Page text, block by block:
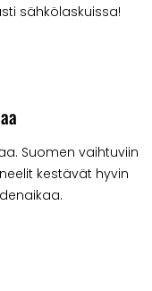
sähkölaskuissa!
Suomen vaihtuviin
kestävät hyvin